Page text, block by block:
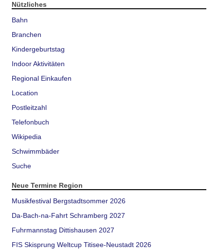
Nützliches
Bahn
Branchen
Kindergeburtstag
Indoor Aktivitäten
Regional Einkaufen
Location
Postleitzahl
Telefonbuch
Wikipedia
Schwimmbäder
Suche
Neue Termine Region
Musikfestival Bergstadtsommer 2026
Da-Bach-na-Fahrt Schramberg 2027
Fuhrmannstag Dittishausen 2027
FIS Skisprung Weltcup Titisee-Neustadt 2026